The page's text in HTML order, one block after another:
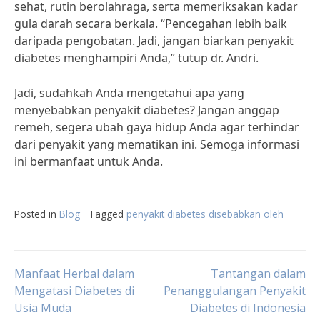
sehat, rutin berolahraga, serta memeriksakan kadar
gula darah secara berkala. “Pencegahan lebih baik
daripada pengobatan. Jadi, jangan biarkan penyakit
diabetes menghampiri Anda,” tutup dr. Andri.
Jadi, sudahkah Anda mengetahui apa yang
menyebabkan penyakit diabetes? Jangan anggap
remeh, segera ubah gaya hidup Anda agar terhindar
dari penyakit yang mematikan ini. Semoga informasi
ini bermanfaat untuk Anda.
Posted in Blog Tagged penyakit diabetes disebabkan oleh
Post
navigation
Manfaat Herbal dalam
Mengatasi Diabetes di
Usia Muda
Tantangan dalam
Penanggulangan Penyakit
Diabetes di Indonesia